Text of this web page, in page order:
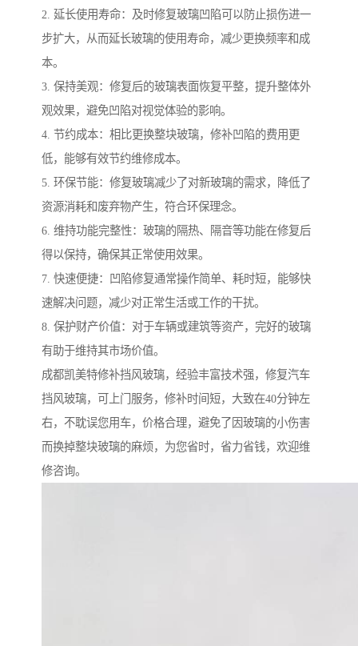
2. 延长使用寿命：及时修复玻璃凹陷可以防止损伤进一
步扩大，从而延长玻璃的使用寿命，减少更换频率和成
本。
3. 保持美观：修复后的玻璃表面恢复平整，提升整体外
观效果，避免凹陷对视觉体验的影响。
4. 节约成本：相比更换整块玻璃，修补凹陷的费用更
低，能够有效节约维修成本。
5. 环保节能：修复玻璃减少了对新玻璃的需求，降低了
资源消耗和废弃物产生，符合环保理念。
6. 维持功能完整性：玻璃的隔热、隔音等功能在修复后
得以保持，确保其正常使用效果。
7. 快速便捷：凹陷修复通常操作简单、耗时短，能够快
速解决问题，减少对正常生活或工作的干扰。
8. 保护财产价值：对于车辆或建筑等资产，完好的玻璃
有助于维持其市场价值。
成都凯美特修补挡风玻璃，经验丰富技术强，修复汽车
挡风玻璃，可上门服务，修补时间短，大致在40分钟左
右，不耽误您用车，价格合理，避免了因玻璃的小伤害
而换掉整块玻璃的麻烦，为您省时，省力省钱，欢迎维
修咨询。